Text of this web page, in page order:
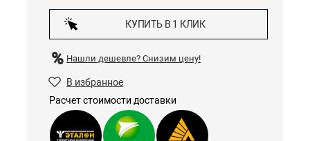
КУПИТЬ В 1 КЛИК
Нашли дешевле? Снизим цену!
В избранное
Расчет стоимости доставки